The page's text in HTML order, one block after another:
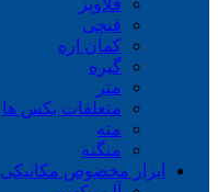
قیچی
کمان اره
گیره
متر
متعلقات بکس ها
مته
منگنه
ابزار مخصوص مکانیکی